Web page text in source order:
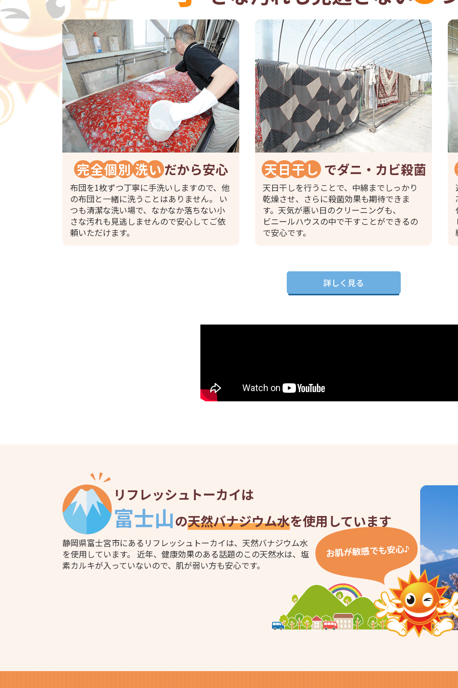
完全個別 洗いだから安心
布団を1枚ずつ丁寧に手洗いしますので、他
の布団と一緒に洗うことはありません。 い
つも清潔な洗い場で、なかなか落ちない小
さな汚れも見逃しませんので安心してご依
頼いただけます。
天日干しでダニ・カビ殺菌
天日干しを行うことで、中綿までしっかり
乾燥させ、さらに殺菌効果も期待できま
す。天気が悪い日のクリーニングも、
ビニールハウスの中で干すことができるの
で安心です。
詳しく見る
リフレッシュトーカイは
富士山の天然バナジウム水を使用しています
静岡県富士宮市にあるリフレッシュトーカイは、天然バナジウム水
を使用しています。 近年、健康効果のある話題のこの天然水は、塩
素カルキが入っていないので、肌が弱い方も安心です。